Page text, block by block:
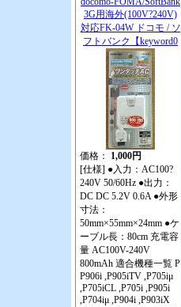
3G用海外(100V?240V)
対応FK-04W ドコモ / ソ
フトバンク【keyword0
価格： 1,000円
[仕様] ●入力：AC100?
240V 50/60Hz ●出力：
DC DC 5.2V 0.6A ●外形
寸法：
50mm×55mm×24mm ●ケ
ーブル長：80cm 充電容
量 AC100V-240V
800mAh 適合機種一覧 P
P906i ,P905iTV ,P705iμ
,P705iCL ,P705i ,P905i
,P704iμ ,P904i ,P903iX